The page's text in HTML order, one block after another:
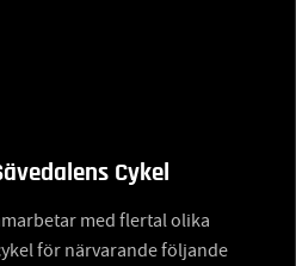
Cykel
med flertal olika
för närvarande följande